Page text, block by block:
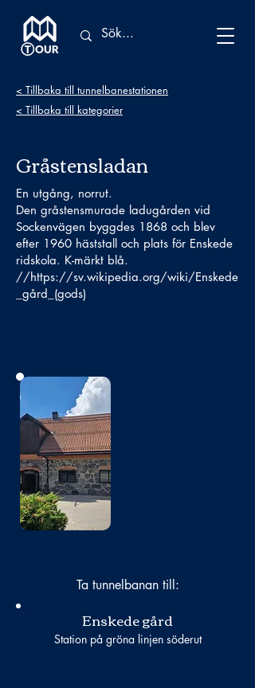
< Tillbaka till tunnelbanestationen
< Tillbaka till kategorier
Gråstensladan
En utgång, norrut.
Den gråstensmurade ladugården vid
Sockenvägen byggdes 1868 och blev
efter 1960 häststall och plats för Enskede
ridskola. K-märkt blå.
//https://sv.wikipedia.org/wiki/Enskede
_gård_(gods)
Bild
saknas
Ta tunnelbanan till:
Enskede gård
Station på gröna linjen söderut